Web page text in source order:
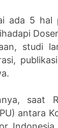
ada 5 hal
studi
saat
antara